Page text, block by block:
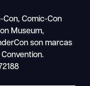
Navegación
móvil
Buscar
Con, Comic-Con
Museum,
son marcas